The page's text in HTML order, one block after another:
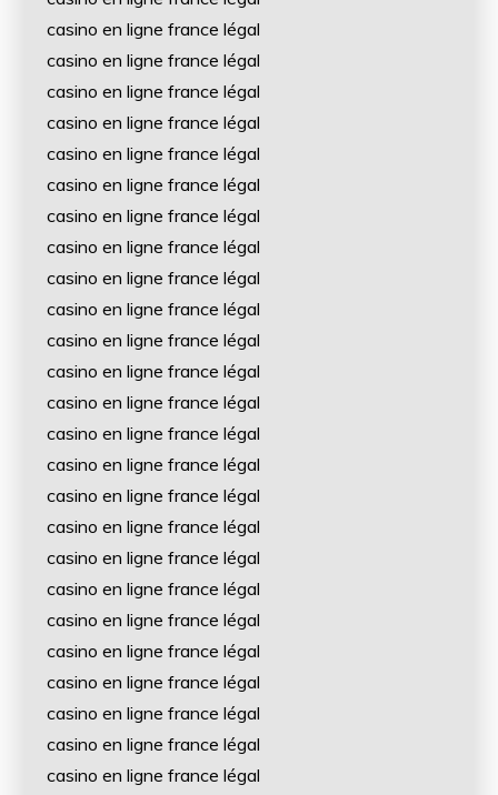
casino en ligne france légal
casino en ligne france légal
casino en ligne france légal
casino en ligne france légal
casino en ligne france légal
casino en ligne france légal
casino en ligne france légal
casino en ligne france légal
casino en ligne france légal
casino en ligne france légal
casino en ligne france légal
casino en ligne france légal
casino en ligne france légal
casino en ligne france légal
casino en ligne france légal
casino en ligne france légal
casino en ligne france légal
casino en ligne france légal
casino en ligne france légal
casino en ligne france légal
casino en ligne france légal
casino en ligne france légal
casino en ligne france légal
casino en ligne france légal
casino en ligne france légal